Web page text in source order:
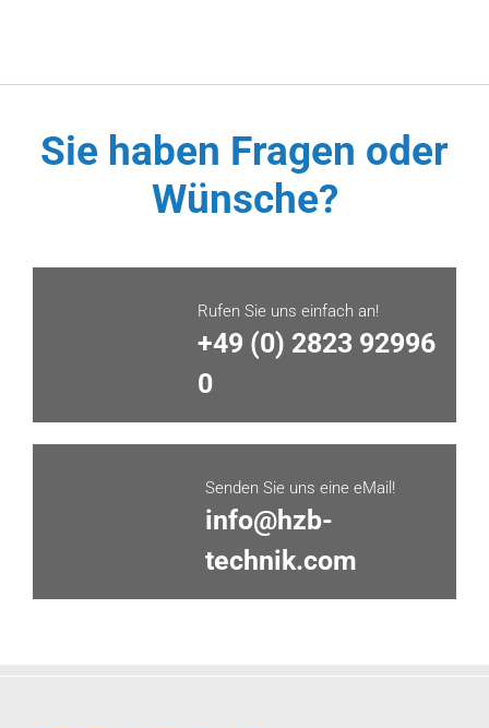
Sie haben Fragen oder
Wünsche?
Rufen Sie uns einfach an!
+49 (0) 2823 92996
0
Senden Sie uns eine eMail!
info@hzb-
technik.com